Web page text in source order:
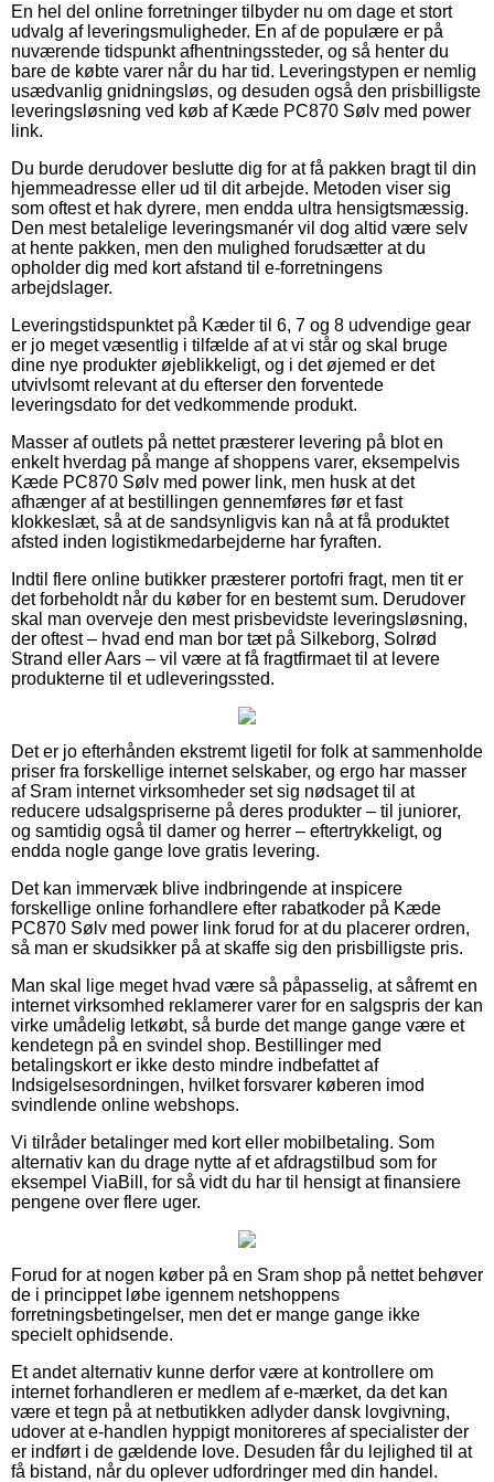
En hel del online forretninger tilbyder nu om dage et stort
udvalg af leveringsmuligheder. En af de populære er på
nuværende tidspunkt afhentningssteder, og så henter du
bare de købte varer når du har tid. Leveringstypen er nemlig
usædvanlig gnidningsløs, og desuden også den prisbilligste
leveringsløsning ved køb af Kæde PC870 Sølv med power
link.
Du burde derudover beslutte dig for at få pakken bragt til din
hjemmeadresse eller ud til dit arbejde. Metoden viser sig
som oftest et hak dyrere, men endda ultra hensigtsmæssig.
Den mest betalelige leveringsmanér vil dog altid være selv
at hente pakken, men den mulighed forudsætter at du
opholder dig med kort afstand til e-forretningens
arbejdslager.
Leveringstidspunktet på Kæder til 6, 7 og 8 udvendige gear
er jo meget væsentlig i tilfælde af at vi står og skal bruge
dine nye produkter øjeblikkeligt, og i det øjemed er det
utvivlsomt relevant at du efterser den forventede
leveringsdato for det vedkommende produkt.
Masser af outlets på nettet præsterer levering på blot en
enkelt hverdag på mange af shoppens varer, eksempelvis
Kæde PC870 Sølv med power link, men husk at det
afhænger af at bestillingen gennemføres før et fast
klokkeslæt, så at de sandsynligvis kan nå at få produktet
afsted inden logistikmedarbejderne har fyraften.
Indtil flere online butikker præsterer portofri fragt, men tit er
det forbeholdt når du køber for en bestemt sum. Derudover
skal man overveje den mest prisbevidste leveringsløsning,
der oftest – hvad end man bor tæt på Silkeborg, Solrød
Strand eller Aars – vil være at få fragtfirmaet til at levere
produkterne til et udleveringssted.
Det er jo efterhånden ekstremt ligetil for folk at sammenholde
priser fra forskellige internet selskaber, og ergo har masser
af Sram internet virksomheder set sig nødsaget til at
reducere udsalgspriserne på deres produkter – til juniorer,
og samtidig også til damer og herrer – eftertrykkeligt, og
endda nogle gange love gratis levering.
Det kan immervæk blive indbringende at inspicere
forskellige online forhandlere efter rabatkoder på Kæde
PC870 Sølv med power link forud for at du placerer ordren,
så man er skudsikker på at skaffe sig den prisbilligste pris.
Man skal lige meget hvad være så påpasselig, at såfremt en
internet virksomhed reklamerer varer for en salgspris der kan
virke umådelig letkøbt, så burde det mange gange være et
kendetegn på en svindel shop. Bestillinger med
betalingskort er ikke desto mindre indbefattet af
Indsigelsesordningen, hvilket forsvarer køberen imod
svindlende online webshops.
Vi tilråder betalinger med kort eller mobilbetaling. Som
alternativ kan du drage nytte af et afdragstilbud som for
eksempel ViaBill, for så vidt du har til hensigt at finansiere
pengene over flere uger.
Forud for at nogen køber på en Sram shop på nettet behøver
de i princippet løbe igennem netshoppens
forretningsbetingelser, men det er mange gange ikke
specielt ophidsende.
Et andet alternativ kunne derfor være at kontrollere om
internet forhandleren er medlem af e-mærket, da det kan
være et tegn på at netbutikken adlyder dansk lovgivning,
udover at e-handlen hyppigt monitoreres af specialister der
er indført i de gældende love. Desuden får du lejlighed til at
få bistand, når du oplever udfordringer med din handel.